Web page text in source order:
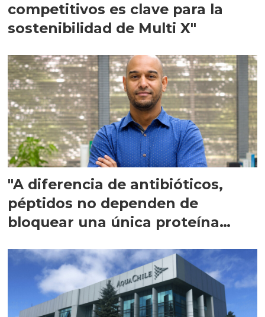
competitivos es clave para la
sostenibilidad de Multi X"
"A diferencia de antibióticos,
péptidos no dependen de
bloquear una única proteína